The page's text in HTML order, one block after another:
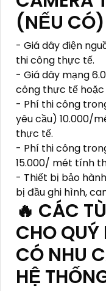
(NẾU CÓ)
- Giá dây điện
thi công thực tế.
- Giá dây mạng
công thực tế hoặc
- Phí thi công
yêu cầu) 10.000/
thực tế.
- Phí thi công
15.000/ mét tính
- Thiết bị bảo
bị đầu ghi hình,
🔥 CÁC
CHO
CÓ NHU
HỆ